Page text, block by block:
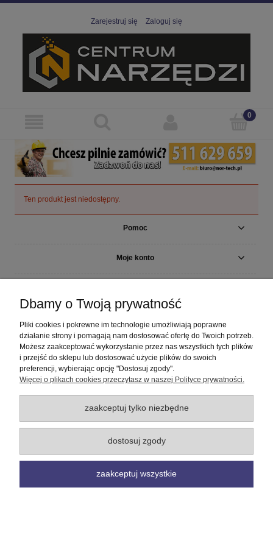
Zarejestruj się Zaloguj się
Ten produkt jest niedostępny.
Pomoc
Moje konto
O nas
pokaż pełną wersję strony
Sklep internetowy Shoper Premium
Dbamy o Twoją prywatność
Pliki cookies i pokrewne im technologie umożliwiają poprawne
działanie strony i pomagają nam dostosować ofertę do Twoich potrzeb.
Możesz zaakceptować wykorzystanie przez nas wszystkich tych plików
i przejść do sklepu lub dostosować użycie plików do swoich
preferencji, wybierając opcję "Dostosuj zgody".
Więcej o plikach cookies przeczytasz w naszej Polityce prywatności.
zaakceptuj tylko niezbędne
dostosuj zgody
zaakceptuj wszystkie